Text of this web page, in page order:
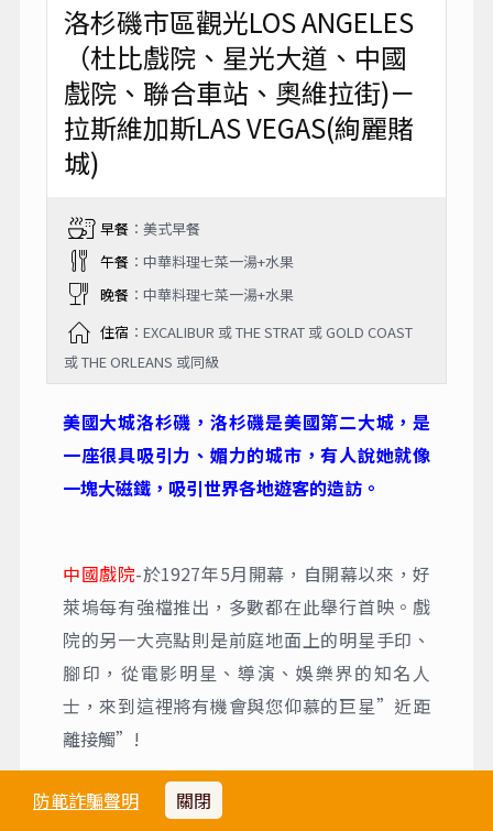
防範詐騙聲明 關閉
洛杉磯市區觀光LOS ANGELES
（杜比戲院、星光大道、中國
戲院、聯合車站、奧維拉街)－
拉斯維加斯LAS VEGAS(絢麗賭
城)
早餐：美式早餐
午餐：中華料理七菜一湯+水果
晚餐：中華料理七菜一湯+水果
住宿 ：EXCALIBUR 或 THE STRAT 或 GOLD COAST
或 THE ORLEANS 或同級
美國大城洛杉磯，洛杉磯是美國第二大城，是
一座很具吸引力、媚力的城市，有人說她就像
一塊大磁鐵，吸引世界各地遊客的造訪。
中國戲院-於1927年5月開幕，自開幕以來，好
萊塢每有強檔推出，多數都在此舉行首映。戲
院的另一大亮點則是前庭地面上的明星手印、
腳印，從電影明星、導演、娛樂界的知名人
士，來到這裡將有機會與您仰慕的巨星”近距
離接觸”!
星光大道-的構想源自1950年代，從1960起直到